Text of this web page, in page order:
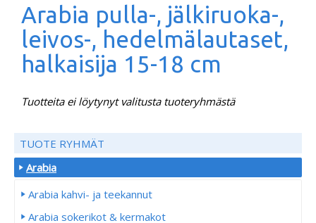
Arabia pulla-, jälkiruoka-,
leivos-, hedelmälautaset,
halkaisija 15-18 cm
Tuotteita ei löytynyt valitusta tuoteryhmästä
TUOTE RYHMÄT
Arabia
Arabia kahvi- ja teekannut
Arabia sokerikot & kermakot